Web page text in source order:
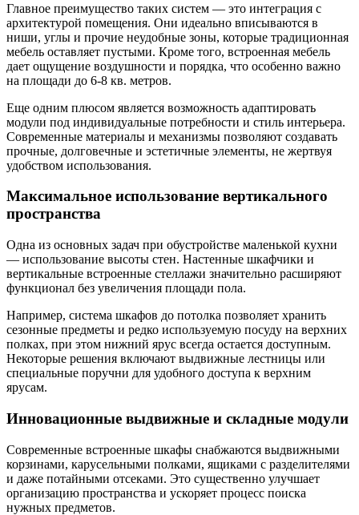
Главное преимущество таких систем — это интеграция с
архитектурой помещения. Они идеально вписываются в
ниши, углы и прочие неудобные зоны, которые традиционная
мебель оставляет пустыми. Кроме того, встроенная мебель
дает ощущение воздушности и порядка, что особенно важно
на площади до 6-8 кв. метров.
Еще одним плюсом является возможность адаптировать
модули под индивидуальные потребности и стиль интерьера.
Современные материалы и механизмы позволяют создавать
прочные, долговечные и эстетичные элементы, не жертвуя
удобством использования.
Максимальное использование вертикального
пространства
Одна из основных задач при обустройстве маленькой кухни
— использование высоты стен. Настенные шкафчики и
вертикальные встроенные стеллажи значительно расширяют
функционал без увеличения площади пола.
Например, система шкафов до потолка позволяет хранить
сезонные предметы и редко используемую посуду на верхних
полках, при этом нижний ярус всегда остается доступным.
Некоторые решения включают выдвижные лестницы или
специальные поручни для удобного доступа к верхним
ярусам.
Инновационные выдвижные и складные модули
Современные встроенные шкафы снабжаются выдвижными
корзинами, карусельными полками, ящиками с разделителями
и даже потайными отсеками. Это существенно улучшает
организацию пространства и ускоряет процесс поиска
нужных предметов.